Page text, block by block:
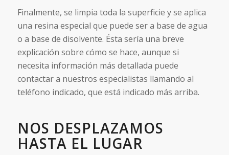
Finalmente, se limpia toda la superficie y se aplica
una resina especial que puede ser a base de agua
o a base de disolvente. Ésta sería una breve
explicación sobre cómo se hace, aunque si
necesita información más detallada puede
contactar a nuestros especialistas llamando al
teléfono indicado, que está indicado más arriba.
NOS DESPLAZAMOS
HASTA EL LUGAR